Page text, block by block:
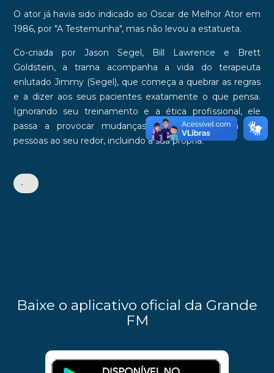
O ator já havia sido indicado ao Oscar de Melhor Ator em
1986, por "A Testemunha", mas não levou a estatueta.
Co-criada por Jason Segel , Bill Lawrence e Brett
Goldstein, a trama acompanha a vida do terapeuta
enlutado Jimmy (Segel), que começa a quebrar as regras
e a dizer aos seus pacientes exatamente o que pensa.
Ignorando seu treinamento e a ética profissional, ele
passa a provocar mudanças profundas na vida das
pessoas ao seu redor, incluindo a sua própria.
•
Baixe o aplicativo oficial da Grande
FM